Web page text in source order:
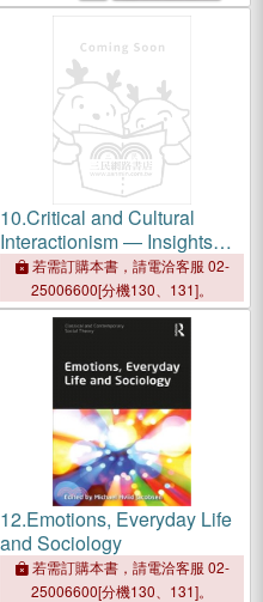
10.Critical and Cultural
Interactionism ― Insights
from Sociology and
Criminology
若需訂購本書，請電洽客服 02-
25006600[分機130、131]。
12.Emotions, Everyday Life
and Sociology
若需訂購本書，請電洽客服 02-
25006600[分機130、131]。